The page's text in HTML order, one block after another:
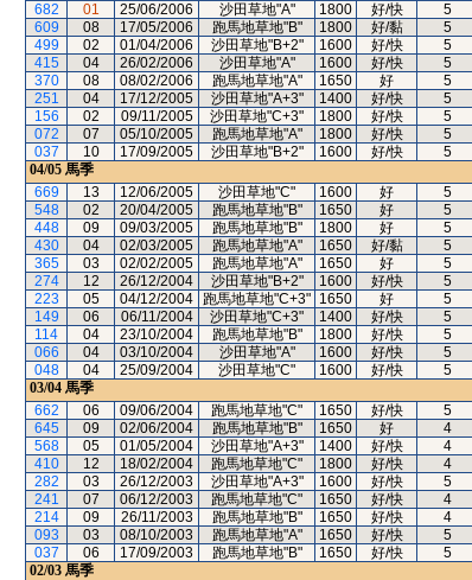
682
01 25/06/2006 沙田草地"A" 1800 好/快 5
609
08 17/05/2006 跑馬地草地"B" 1800 好/黏 5
499
02 01/04/2006 沙田草地"B+2" 1600 好/快 5
415
04 26/02/2006 沙田草地"A" 1600 好/快 5
370
08 08/02/2006 跑馬地草地"A" 1650 好 5
251
04 17/12/2005 沙田草地"A+3" 1400 好/快 5
156
02 09/11/2005 沙田草地"C+3" 1800 好/快 5
072
07 05/10/2005 跑馬地草地"A" 1800 好/快 5
037
10 17/09/2005 沙田草地"B+2" 1600 好/快 5
04/05 馬季
669
13 12/06/2005 沙田草地"C" 1600 好 5
548
02 20/04/2005 跑馬地草地"B" 1650 好 5
448
09 09/03/2005 跑馬地草地"B" 1800 好 5
430
04 02/03/2005 跑馬地草地"A" 1650 好/黏 5
365
03 02/02/2005 跑馬地草地"A" 1650 好 5
274
12 26/12/2004 沙田草地"B+2" 1600 好/快 5
223
05 04/12/2004 跑馬地草地"C+3" 1650 好 5
149
06 06/11/2004 沙田草地"C+3" 1400 好/快 5
114
04 23/10/2004 跑馬地草地"B" 1800 好/快 5
066
04 03/10/2004 沙田草地"A" 1600 好/快 5
048
04 25/09/2004 沙田草地"C" 1600 好/快 5
03/04 馬季
662
06 09/06/2004 跑馬地草地"C" 1650 好/快 5
645
09 02/06/2004 跑馬地草地"B" 1650 好 4
568
05 01/05/2004 沙田草地"A+3" 1400 好/快 4
410
12 18/02/2004 跑馬地草地"C" 1800 好/快 4
282
03 26/12/2003 沙田草地"A+3" 1600 好/快 5
241
07 06/12/2003 跑馬地草地"C" 1650 好/快 4
214
09 26/11/2003 跑馬地草地"B" 1650 好/快 4
093
03 08/10/2003 跑馬地草地"A" 1650 好/快 5
037
06 17/09/2003 跑馬地草地"B" 1650 好/快 5
02/03 馬季